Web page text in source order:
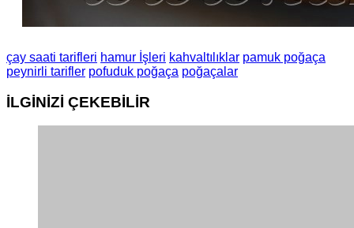
çay saati tarifleri hamur İşleri kahvaltılıklar pamuk poğaça
peynirli tarifler pofuduk poğaça poğaçalar
İLGİNİZİ ÇEKEBİLİR